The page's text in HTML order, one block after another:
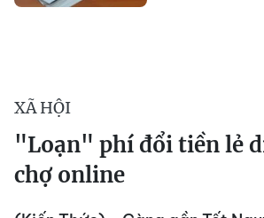
XÃ HỘI
"Loạn" phí đổi tiền lẻ
chợ online